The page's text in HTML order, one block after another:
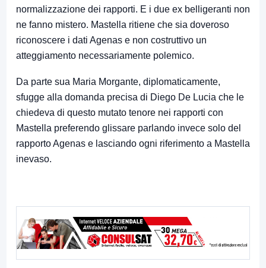
normalizzazione dei rapporti. E i due ex belligeranti non
ne fanno mistero. Mastella ritiene che sia doveroso
riconoscere i dati Agenas e non costruttivo un
atteggiamento necessariamente polemico.
Da parte sua Maria Morgante, diplomaticamente,
sfugge alla domanda precisa di Diego De Lucia che le
chiedeva di questo mutato tenore nei rapporti con
Mastella preferendo glissare parlando invece solo del
rapporto Agenas e lasciando ogni riferimento a Mastella
inevaso.